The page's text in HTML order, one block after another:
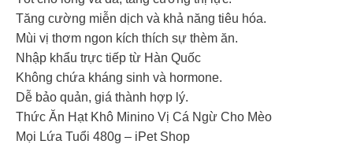
Tăng cường miễn dịch và khả năng tiêu hóa.
Mùi vị thơm ngon kích thích sự thèm ăn.
Nhập khẩu trực tiếp từ Hàn Quốc
Không chứa kháng sinh và hormone.
Dễ bảo quản, giá thành hợp lý.
Thức Ăn Hạt Khô Minino Vị Cá Ngừ Cho Mèo
Mọi Lứa Tuổi 480g – iPet Shop